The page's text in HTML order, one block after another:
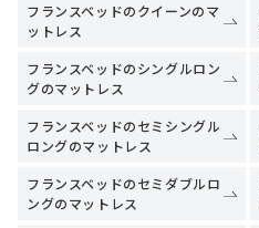
フランスベッドのクイーンのマ
ットレス
フランスベッドのシングルロン
グのマットレス
フランスベッドのセミシングル
ロングのマットレス
フランスベッドのセミダブルロ
ングのマットレス